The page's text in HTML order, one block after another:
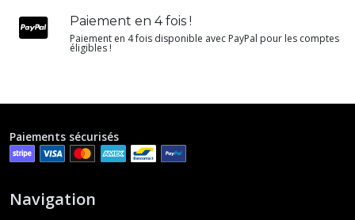
Paiement en 4 fois !
Paiement en 4 fois disponible avec PayPal pour les comptes
éligibles !
Paiements sécurisés
Navigation